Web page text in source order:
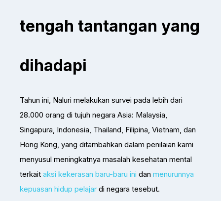
tengah tantangan yang
dihadapi
Tahun ini, Naluri melakukan survei pada lebih dari
28.000 orang di tujuh negara Asia: Malaysia,
Singapura, Indonesia, Thailand, Filipina, Vietnam, dan
Hong Kong, yang ditambahkan dalam penilaian kami
menyusul meningkatnya masalah kesehatan mental
terkait aksi kekerasan baru-baru ini dan menurunnya
kepuasan hidup pelajar di negara tesebut.